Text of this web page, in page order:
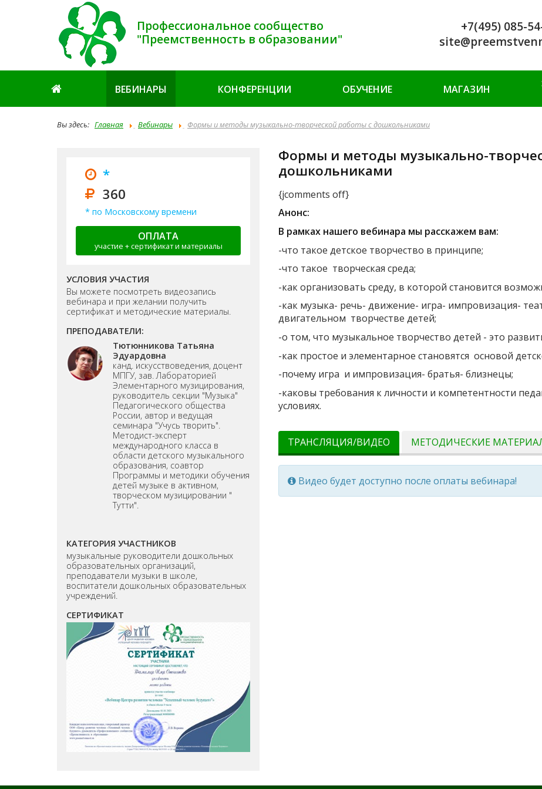
Профессиональное сообщество
"Преемственность в образовании"
+7(495) 085-
ВЕБИНАРЫ КОНФЕРЕНЦИИ ОБУЧЕНИЕ МАГАЗИН
Вы здесь: Главная Вебинары Формы и методы музыкально-творческой работы с дошкольниками
*
360
* по Московскому времени
ОПЛАТА
участие + сертификат и материалы
УСЛОВИЯ УЧАСТИЯ
Вы можете посмотреть видеозапись
вебинара и при желании получить
сертификат и методические материалы.
ПРЕПОДАВАТЕЛИ:
Тютюнникова Татьяна
Эдуардовна
канд. искусствоведения, доцент
МПГУ, зав. Лабораторией
Элементарного музицирования,
руководитель секции "Музыка"
Педагогического общества
России, автор и ведущая
семинара "Учусь творить".
Методист-эксперт
международного класса в
области детского музыкального
образования, соавтор
Программы и методики обучения
детей музыке в активном,
творческом музицировании "
Тутти".
КАТЕГОРИЯ УЧАСТНИКОВ
музыкальные руководители дошкольных
образовательных организаций,
преподаватели музыки в школе,
воспитатели дошкольных образовательных
учреждений.
СЕРТИФИКАТ
Формы и методы музыкально-
дошкольниками
{jcomments off}
Анонс:
В рамках нашего вебинара мы расскажем вам:
-что такое детское творчество в принципе;
-что такое творческая среда;
-как организовать среду, в которой становится
-как музыка- речь- движение- игра- импровизация-
двигательном творчестве детей;
-о том, что музыкальное творчество детей - это
-как простое и элементарное становятся основой
-почему игра и импровизация- братья- близнецы;
-каковы требования к личности и компетентности
условиях.
ТРАНСЛЯЦИЯ/ВИДЕО МЕТОДИЧЕСКИЕ
Видео будет доступно после оплаты вебинара!